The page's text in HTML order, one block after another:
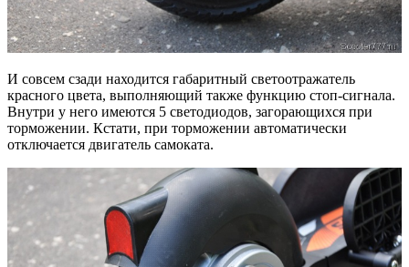
И совсем сзади находится габаритный светоотражатель
красного цвета, выполняющий также функцию стоп-сигнала.
Внутри у него имеются 5 светодиодов, загорающихся при
торможении. Кстати, при торможении автоматически
отключается двигатель самоката.